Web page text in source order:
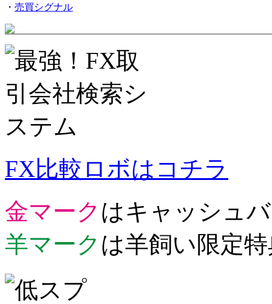
・ 売買シグナル
FX比較ロボはコチラ
金マーク はキャッシュ
羊マーク は羊飼い限定